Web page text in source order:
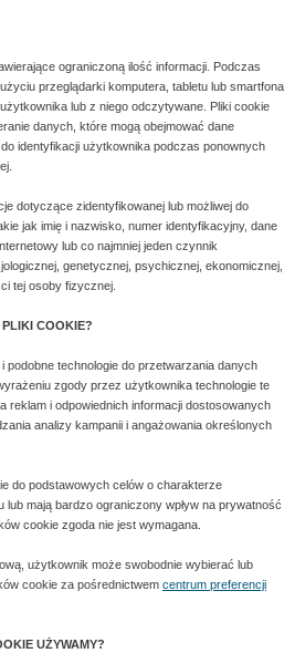
ograniczoną ilość informacji. Podczas
przeglądarki komputera, tabletu lub smartfona
lub z niego odczytywane. Pliki cookie
danych, które mogą obejmować dane
do identyfikacji użytkownika podczas ponownych
dotyczące zidentyfikowanej lub możliwej do
jak imię i nazwisko, numer identyfikacyjny, dane
lub co najmniej jeden czynnik
genetycznej, psychicznej, ekonomicznej,
tej osoby fizycznej.
COOKIE?
podobne technologie do przetwarzania danych
zgody przez użytkownika technologie te
reklam i odpowiednich informacji dostosowanych
analizy kampanii i angażowania określonych
do podstawowych celów o charakterze
lub mają bardzo ograniczony wpływ na prywatność
cookie zgoda nie jest wymagana.
użytkownik może swobodnie wybierać lub
cookie za pośrednictwem centrum preferencji
UŻYWAMY?